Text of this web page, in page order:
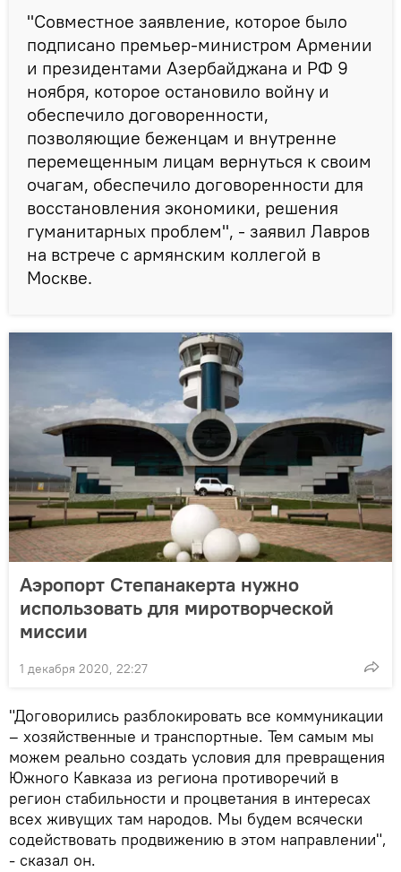
"Совместное заявление, которое было
подписано премьер-министром Армении
и президентами Азербайджана и РФ 9
ноября, которое остановило войну и
обеспечило договоренности,
позволяющие беженцам и внутренне
перемещенным лицам вернуться к своим
очагам, обеспечило договоренности для
восстановления экономики, решения
гуманитарных проблем", - заявил Лавров
на встрече с армянским коллегой в
Москве.
Аэропорт Степанакерта нужно
использовать для миротворческой
миссии
1 декабря 2020, 22:27
"Договорились разблокировать все коммуникации
– хозяйственные и транспортные. Тем самым мы
можем реально создать условия для превращения
Южного Кавказа из региона противоречий в
регион стабильности и процветания в интересах
всех живущих там народов. Мы будем всячески
содействовать продвижению в этом направлении",
- сказал он.